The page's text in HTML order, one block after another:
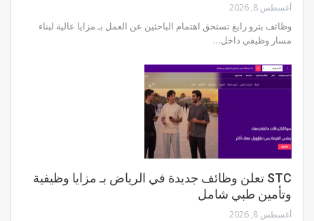
أغسطس 8, 2026
وظائف بترو رابغ تستحق اهتمام الباحثين عن العمل بـ مزايا عالية لبناء
مسار وظيفي داخل…
STC تعلن وظائف جديدة في الرياض بـ مزايا وظيفية
وتأمين طبي شامل
أغسطس 8, 2026